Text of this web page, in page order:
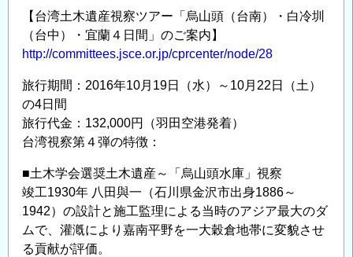
窟」
（横
浜
の
土
木
遺
産
と
し
て
の
【台湾土木遺産視察ツアー「烏山頭（台南）・白冷圳
（台中）・宜蘭４日間」のご案内】
http://committees.jsce.or.jp/cprcenter/node/28
旅行期間：2016年10月19日（水）～10月22日（土）
の4日間
旅行代金：132,000円（羽田空港発着）
台湾視察第４弾の特徴：
■土木学会選奨土木遺産～「烏山頭水庫」視察
竣工1930年 八田與一（石川県金沢市出身1886～
1942）の設計と施工監理による当時のアジア最大のダ
ムで、灌漑により嘉南平野を一大穀倉地帯に変貌させ
る貢献が評価。